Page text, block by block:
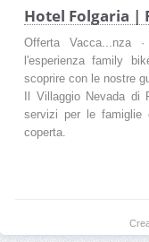
Hotel Folgaria |
Offerta Vacca...nza
l'esperienza family
scoprire con le nostre
Il Villaggio Nevada
servizi per le famiglie
coperta.